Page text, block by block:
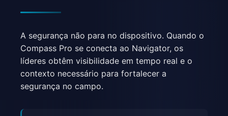
A segurança não para no dispositivo. Quando o
Compass Pro se conecta ao Navigator, os
líderes obtêm visibilidade em tempo real e o
contexto necessário para fortalecer a
segurança no campo.